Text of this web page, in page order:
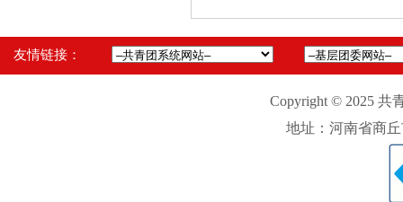
友情链接：
Copyright © 2025 共
地址：河南省商